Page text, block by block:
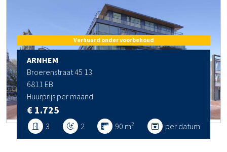
Verhuurd onder voorbehoud
ARNHEM
Broerenstraat 45 13
6811 EB
Huurprijs per maand
€ 1.725
3 2 90 m2 per datum